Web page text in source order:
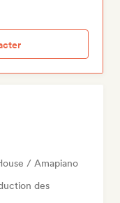
/ Amapiano
des